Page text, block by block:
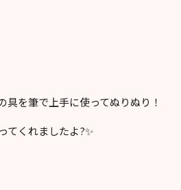
を筆で上手に使ってぬりぬり！
てくれましたよ?✨